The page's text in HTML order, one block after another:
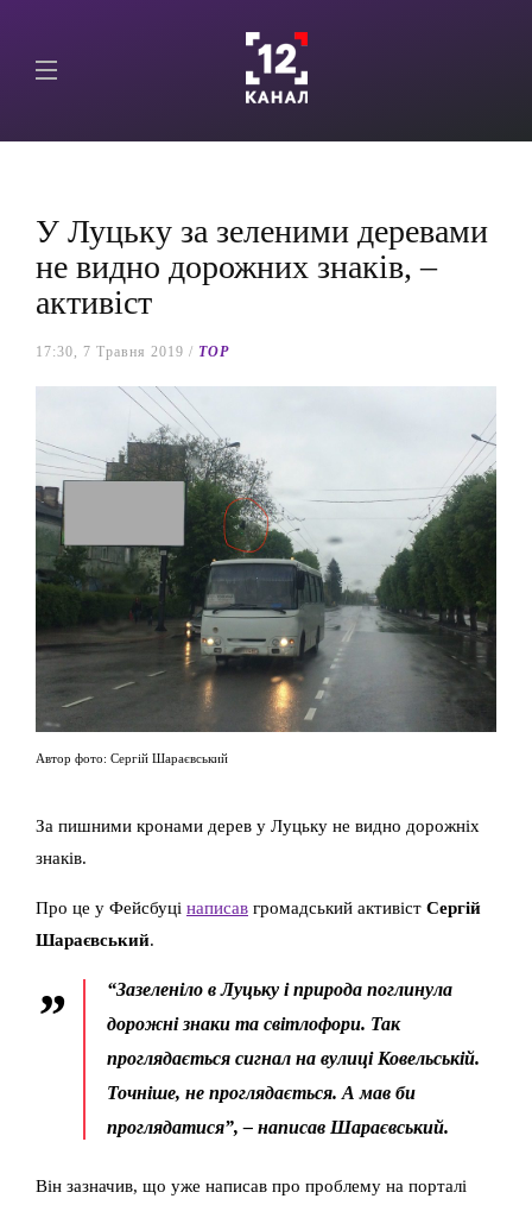
У Луцьку за зеленими деревами
не видно дорожних знаків, –
активіст
17:30, 7 Травня 2019 / TOP
Автор фото: Сергій Шараєвський
За пишними кронами дерев у Луцьку не видно дорожніх
знаків.
Про це у Фейсбуці написав громадський активіст Сергій
Шараєвський.
“Зазеленіло в Луцьку і природа поглинула
дорожні знаки та світлофори. Так
проглядається сигнал на вулиці Ковельській.
Точніше, не проглядається. А мав би
проглядатися”, – написав Шараєвський.
Він зазначив, що уже написав про проблему на порталі